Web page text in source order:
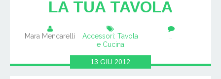
LA TUA TAVOLA
Mara Mencarelli
Accessori: Tavola
e Cucina
…
13GIU 2012